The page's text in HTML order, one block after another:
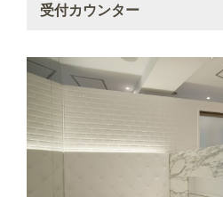
受付カウンター